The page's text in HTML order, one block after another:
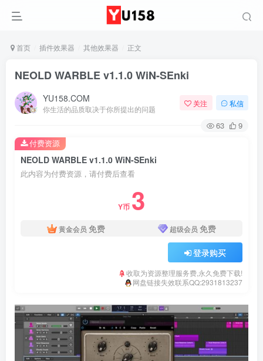
首页 插件效果器 其他效果器 正文
NEOLD WARBLE v1.1.0 WiN-SEnki
YU158.COM
你生活的品质取决于你所提出的问题
关注 私信
63 9
NEOLD WARBLE v1.1.0 WiN-SEnki
此内容为付费资源，请付费后查看
Y币 3
黄金会员 免费 超级会员 免费
登录购买
收取为资源整理服务费,永久免费下载!
网盘链接失效联系QQ:2931813237
付费资源